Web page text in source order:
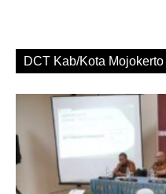
DCT Kab/Kota Mojokerto